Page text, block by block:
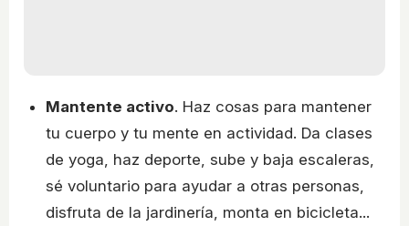
Mantente activo. Haz cosas para mantener
tu cuerpo y tu mente en actividad. Da clases
de yoga, haz deporte, sube y baja escaleras,
sé voluntario para ayudar a otras personas,
disfruta de la jardinería, monta en bicicleta...